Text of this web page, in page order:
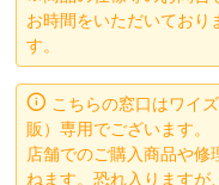
お時間をいただいており
す。
こちらの窓口はワイ
販）専用でございます。
店舗でのご購入商品や
ねます。恐れ入りますが